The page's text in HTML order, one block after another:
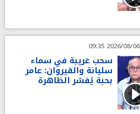
2026/08/06 09:35
سحب غريبة في سماء
سليانة والقيروان: عامر
بحبة يُفسّر الظاهرة